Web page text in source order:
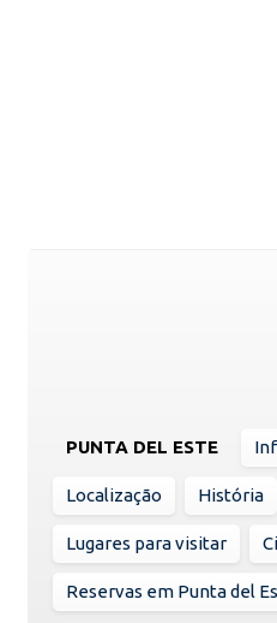
PUNTA DEL ESTE
Localização História
Lugares para visitar
Reservas em Punta del